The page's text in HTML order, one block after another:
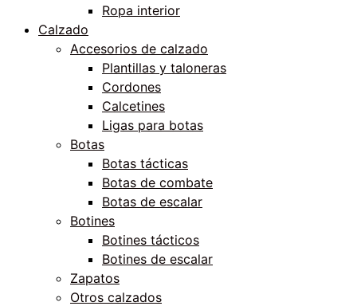
Ropa interior
Calzado
Accesorios de calzado
Plantillas y taloneras
Cordones
Calcetines
Ligas para botas
Botas
Botas tácticas
Botas de combate
Botas de escalar
Botines
Botines tácticos
Botines de escalar
Zapatos
Otros calzados